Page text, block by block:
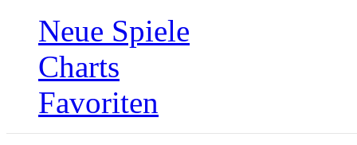
Neue Spiele
Charts
Favoriten